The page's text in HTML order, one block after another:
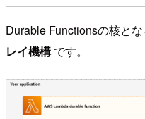
Durable Functionsの核と
レイ機構です。